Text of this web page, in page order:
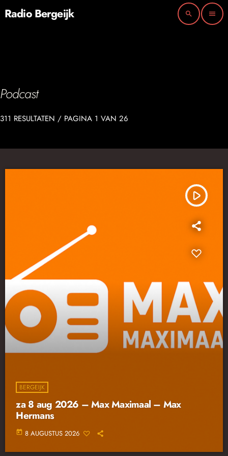
Radio Bergeijk search menu
Podcast
311 RESULTATEN / PAGINA 1 VAN 26
play_arrow
BERGEIJK
za 8 aug 2026 – Max Maximaal – Max
Hermans
today 8 AUGUSTUS 2026